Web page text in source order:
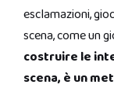
esclamazioni,
scena, come un
costruire le
scena, è un